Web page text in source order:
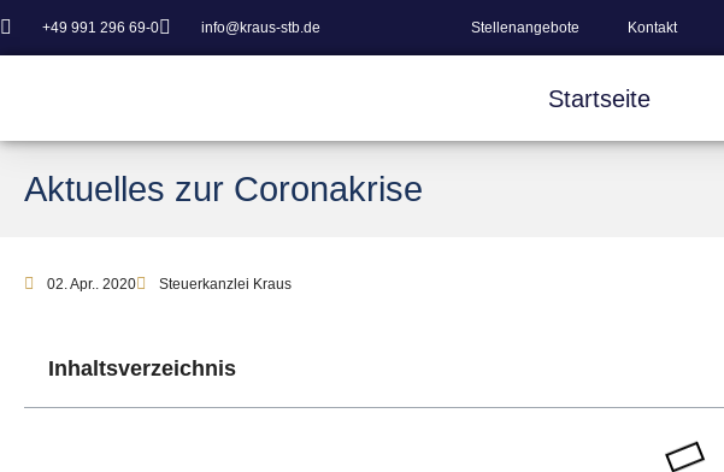
+49 991 296 69-0 info@kraus-stb.de Stellenangebote Kontakt
Startseite
Aktuelles zur Coronakrise
02. Apr.. 2020 Steuerkanzlei Kraus
Inhaltsverzeichnis